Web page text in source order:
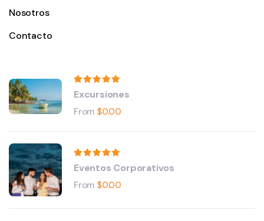
Nosotros
Contacto
Excursiones
From $0.00
Eventos Corporativos
From $0.00